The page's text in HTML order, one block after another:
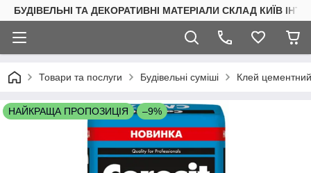
БУДІВЕЛЬНІ ТА ДЕКОРАТИВНІ МАТЕРІАЛИ СКЛАД КИЇВ
Товари та послуги Будівельні суміші Клей
НАЙКРАЩА ПРОПОЗИЦІЯ –9%